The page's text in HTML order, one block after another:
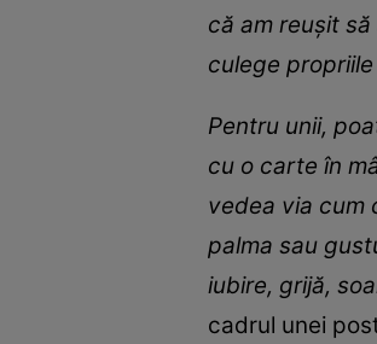
că am reușit
culege
Pentru unii,
cu o carte în
vedea via cum
palma sau
iubire, grijă,
cadrul unei